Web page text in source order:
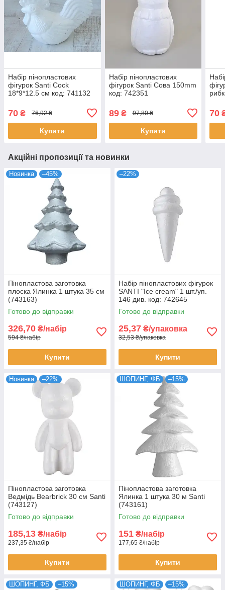
Набір пінопластових
фігурок Santi Cock
18*9*12.5 см код: 741132
70 ₴ 76,92 ₴
Купити
Набір пінопластових
фігурок Santi Сова 150mm
код: 742351
89₴ 97,80 ₴
Купити
70
Акційні пропозиції та новинки
Новинка –45%
Пінопластова заготовка
плоска Ялинка 1 штука 35 см
(743163)
Готово до відправки
326,70 ₴/набір
594 ₴/набір
Купити
–22%
Набір пінопластових фігурок
SANTI "Ice cream" 1 шт./уп.
146 див. код: 742645
Готово до відправки
25,37 ₴/упаковка
32,53 ₴/упаковка
Купити
Новинка –22%
Пінопластова заготовка
Ведмідь Bearbrick 30 см Santi
(743127)
Готово до відправки
185,13 ₴/набір
237,35 ₴/набір
Купити
ШОПИНГ, ФБ –15%
Пінопластова заготовка
Ялинка 1 штука 30 м Santi
(743161)
Готово до відправки
151 ₴/набір
177,65 ₴/набір
Купити
ШОПИНГ, ФБ –15% ШОПИНГ, ФБ –15%